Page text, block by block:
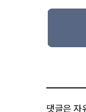
댓글은 자